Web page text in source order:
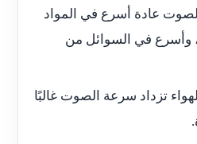
عادة أسرع في المواد
وأسرع في السوائل من
تزداد سرعة الصوت غالبًا